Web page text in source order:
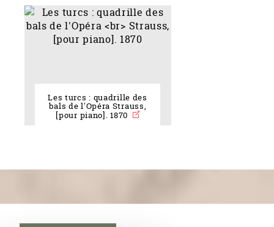
Les turcs : quadrille des
bals de l'Opéra Strauss,
[pour piano]. 1870